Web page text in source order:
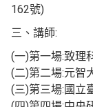
162號)
三、講師:
(一)第一場:致理
(二)第二場:元智
(三)第三場:國立